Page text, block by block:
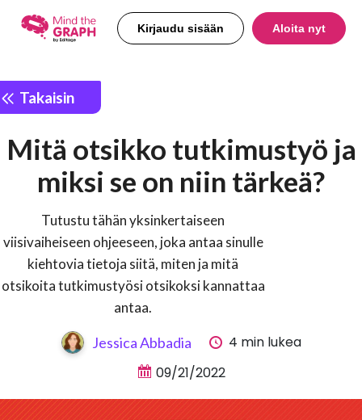
Kirjaudu sisään Aloita nyt
Takaisin
Mitä otsikko tutkimustyö ja
miksi se on niin tärkeä?
Tutustu tähän yksinkertaiseen
viisivaiheiseen ohjeeseen, joka antaa sinulle
kiehtovia tietoja siitä, miten ja mitä
otsikoita tutkimustyösi otsikoksi kannattaa
antaa.
Jessica Abbadia
4 min lukea
09/21/2022